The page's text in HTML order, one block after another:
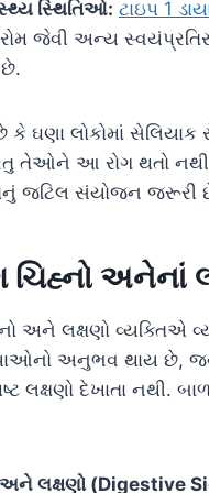
સ્થિતિઓ: ટાઇપ 1
જેવી અન્ય
છે.
ઘણા લોકોમાં
તેઓને આ રોગ થતો
જટિલ સંયોજન
ચિહ્નો અનેનાં
અને લક્ષણો
અનુભવ થાય છે,
લક્ષણો દેખાતા નથી.
અને લક્ષણો (Digestive